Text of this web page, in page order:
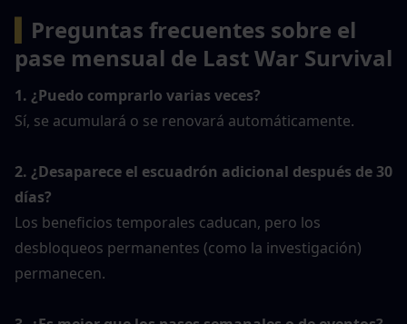
Preguntas frecuentes sobre el
pase mensual de Last War Survival
1. ¿Puedo comprarlo varias veces?
Sí, se acumulará o se renovará automáticamente.
2. ¿Desaparece el escuadrón adicional después de 30
días?
Los beneficios temporales caducan, pero los
desbloqueos permanentes (como la investigación)
permanecen.